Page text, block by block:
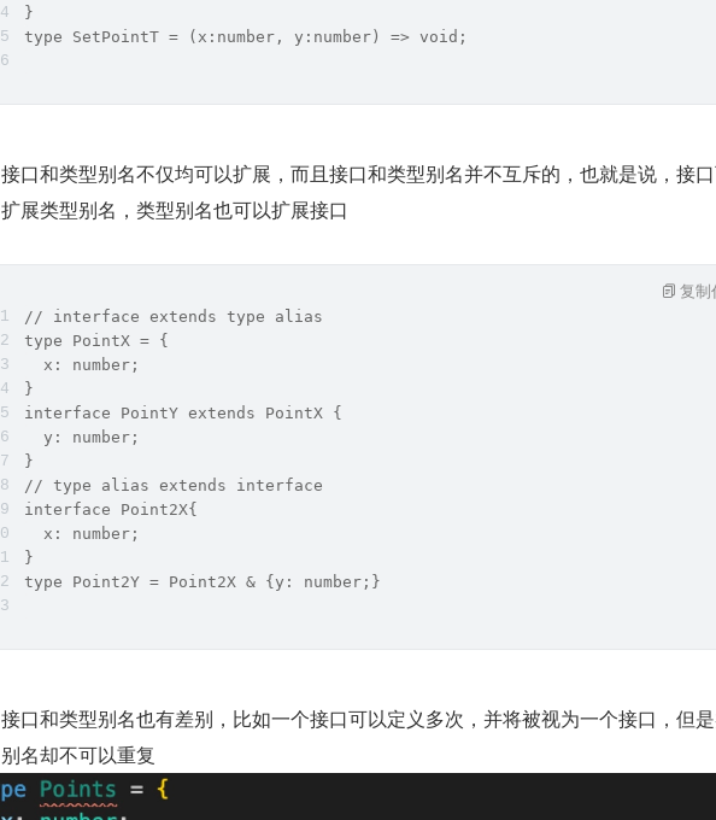
}
type SetPointT = (x:number, y:number) => void;
接口和类型别名不仅均可以扩展，而且接口和类型别名并不互斥的，也就是说，接
扩展类型别名，类型别名也可以扩展接口
// interface extends type alias
type PointX = {
  x: number;
}
interface PointY extends PointX {
  y: number;
}
// type alias extends interface
interface Point2X{
  x: number;
}
type Point2Y = Point2X & {y: number;}
复制
接口和类型别名也有差别，比如一个接口可以定义多次，并将被视为一个接口，但
别名却不可以重复